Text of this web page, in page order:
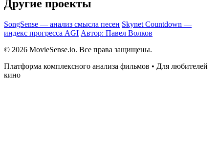
Другие проекты
SongSense — анализ смысла песен Skynet Countdown —
индекс прогресса AGI Автор: Павел Волков
© 2026 MovieSense.io. Все права защищены.
Платформа комплексного анализа фильмов • Для любителей
кино